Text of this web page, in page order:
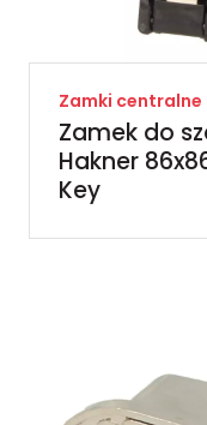
Zamki
Zamek do
Hakner
Key